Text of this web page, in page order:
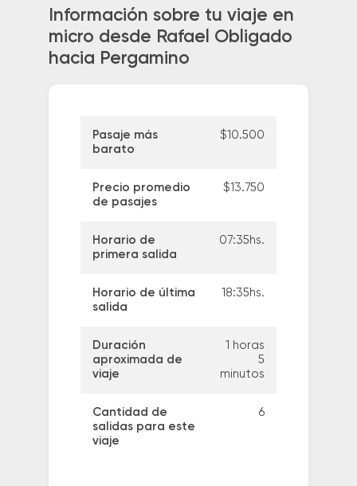
Información sobre tu viaje en
micro desde Rafael Obligado
hacia Pergamino
Pasaje más
barato
$10.500
Precio promedio
de pasajes
$13.750
Horario de
primera salida
07:35hs.
Horario de última
salida
18:35hs.
Duración
aproximada de
viaje
1 horas
5
minutos
Cantidad de
salidas para este
viaje
6